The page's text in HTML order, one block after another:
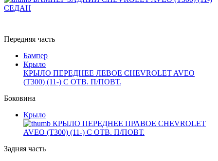
СЕДАН
Передняя часть
Бампер
Крыло
КРЫЛО ПЕРЕДНЕЕ ЛЕВОЕ CHEVROLET AVEO
(T300) (11-) С ОТВ. П/ПОВТ.
Боковина
Крыло
КРЫЛО ПЕРЕДНЕЕ ПРАВОЕ CHEVROLET
AVEO (T300) (11-) С ОТВ. П/ПОВТ.
Задняя часть